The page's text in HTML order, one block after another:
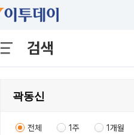
검색
전체 1주 1개월